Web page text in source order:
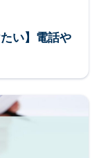
い】電話や